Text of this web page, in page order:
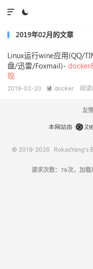


2019年02月的文章
Linux运行wine应用(QQ/
盘/迅雷/Foxmail)-
现
2019-02-20  docker 阅读
友
© 2019-2026 RokasYang's
请求次数：79 次，加载